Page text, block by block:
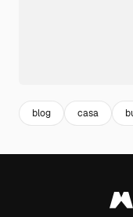
blog casa